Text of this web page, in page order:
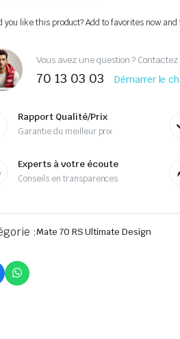
you like this product? Add to favorites now
Vous avez une question ?
70 13 03 03 Démarrer le
Rapport Qualité/Prix
Garantie du meilleur prix
Experts à votre écoute
Conseils en transparences
:Mate 70 RS Ultimate Design